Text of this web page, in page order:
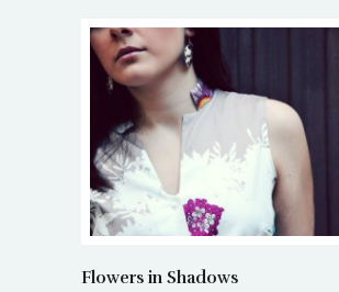
Flowers in Shadows